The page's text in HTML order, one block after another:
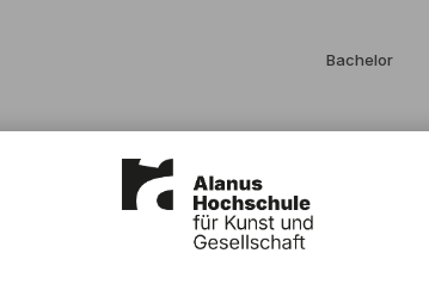
Bachelor